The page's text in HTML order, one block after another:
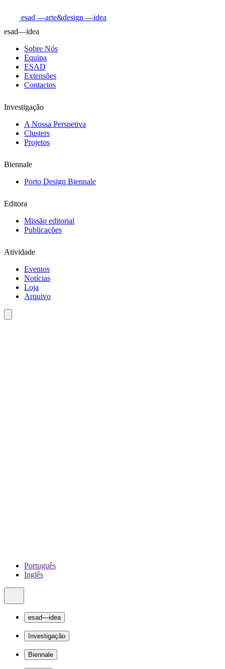
esad —arte&design —idea
esad—idea
Sobre Nós
Equipa
ESAD
Extensões
Contactos
Investigação
A Nossa Perspetiva
Clusters
Projetos
Biennale
Porto Design Biennale
Editora
Missão editorial
Publicações
Atividade
Eventos
Notícias
Loja
Arquivo
Português
Inglês
esad—idea
Investigação
Biennale